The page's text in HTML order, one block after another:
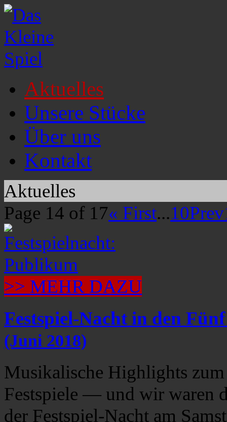
Aktuelles
Unsere Stücke
Über uns
Kontakt
Aktuelles
Page 14 of 17« First...10Prev
>> MEHR DAZU
Festspiel-Nacht in den
(Juni 2018)
Musikalische Highlights
Festspiele — und wir waren
der Festspiel-Nacht am